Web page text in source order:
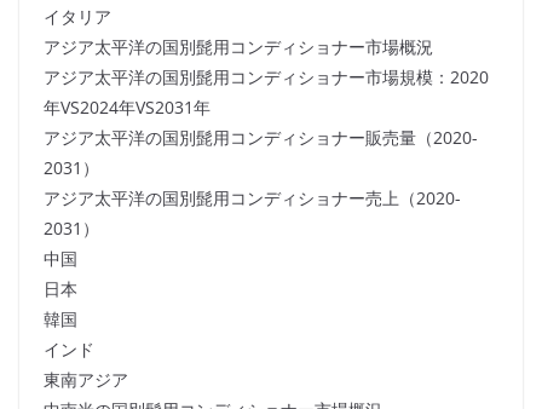
イタリア
アジア太平洋の国別髭用コンディショナー市場概況
アジア太平洋の国別髭用コンディショナー市場規模：2020
年VS2024年VS2031年
アジア太平洋の国別髭用コンディショナー販売量（2020-
2031）
アジア太平洋の国別髭用コンディショナー売上（2020-
2031）
中国
日本
韓国
インド
東南アジア